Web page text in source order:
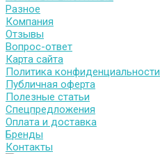
Разное
Компания
Отзывы
Вопрос-ответ
Карта сайта
Политика конфиденциальности
Публичная оферта
Полезные статьи
Спецпредложения
Оплата и доставка
Бренды
Контакты